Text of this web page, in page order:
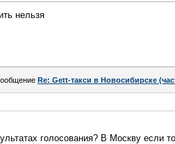
нельзя
Re: Gett-такси в Новосибирске
голосования? В Москву если